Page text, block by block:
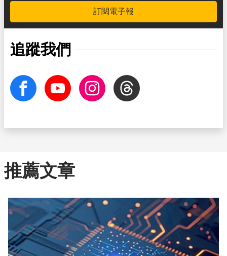
訂閱電子報
追蹤我們
facebook Youtube InstagramThreads
推薦文章